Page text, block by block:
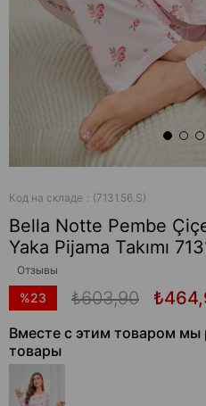
Код на складе (7131.56.S)
Bella Notte Pembe
Yaka Pijama Takımı
Отзывы
%23
₺603,90
Вместе с этим товаром
товары